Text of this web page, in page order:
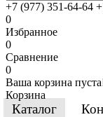
+7 (977) 351-64-64
0
Избранное
0
Сравнение
0
Ваша корзина
Корзина
Каталог